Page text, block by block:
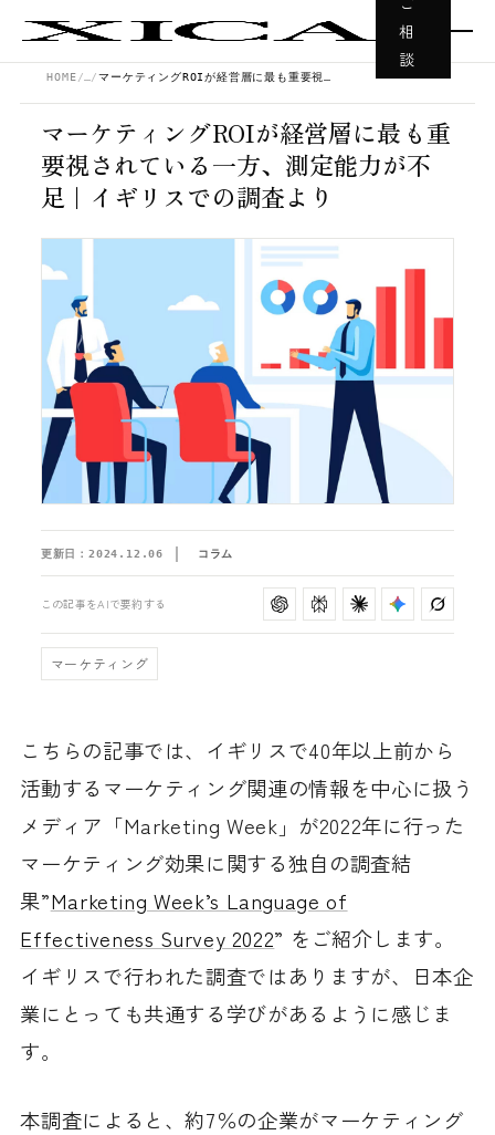
相
談
HOME
マーケティングROIが経営層に最も重
要視されている一方、測定能力が不
足｜イギリスでの調査より
更新日： 2024.12.06 コラム
この記事をAIで要約する
マーケティング
こちらの記事では、イギリスで40年以上前から
活動するマーケティング関連の情報を中心に扱う
メディア「Marketing Week」が2022年に行った
マーケティング効果に関する独自の調査結
果”Marketing Week’s Language of
Effectiveness Survey 2022” をご紹介します。
イギリスで行われた調査ではありますが、日本企
業にとっても共通する学びがあるように感じま
す。
本調査によると、約7％の企業がマーケティング